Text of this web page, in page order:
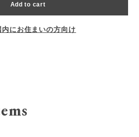
Add to cart
内にお住まいの方向け